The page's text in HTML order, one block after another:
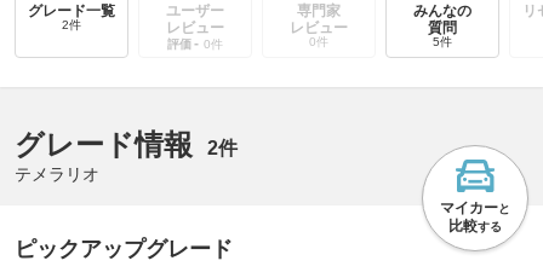
グレード一覧
2件
ユーザー
レビュー
評価- 0件
専門家
レビュー
0件
みんなの
質問
5件
リ
グレード情報 2件
テメラリオ
マイカーと
比較する
ピックアップグレード